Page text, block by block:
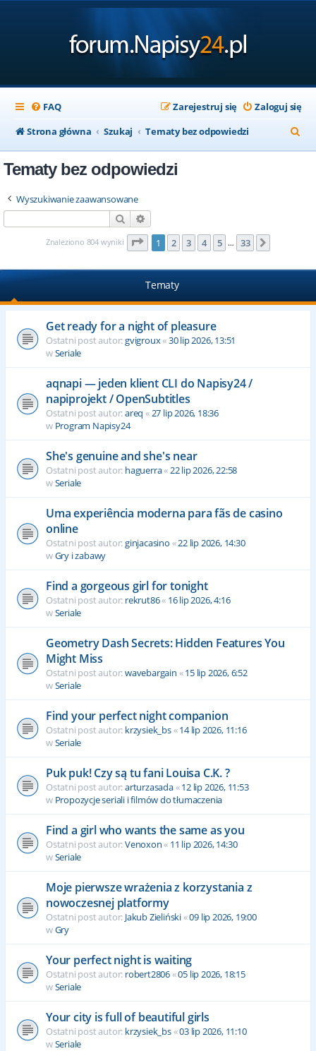
FAQ Zaloguj się
Zarejestruj się
Strona główna
Szukaj Tematy bez odpowiedzi
z
Tematy bez odpowiedzi
Wyszukiwanie zaawansowane
Szukaj
Znaleziono 804 wyniki Strona1 z33
1 2 3 4 5 … 33
Tematy
Get ready for a night of pleasure
Ostatni post autor:gvigroux«30 lip 2026, 13:51
wSeriale
aqnapi — jeden klient CLI do Napisy24 /
napiprojekt / OpenSubtitles
Ostatni post autor:areq « 27 lip 2026, 18:36
w Program Napisy24
She's genuine and she's near
Ostatni post autor: haguerra« 22 lip 2026, 22:58
wSeriale
Uma experiência moderna para fãs de casino
online
Ostatni post autor:ginjacasino «22 lip 2026, 14:30
wGry i zabawy
Find a gorgeous girl for tonight
Ostatni post autor: rekrut86« 16 lip 2026, 4:16
wSeriale
Geometry Dash Secrets: Hidden Features You
Might Miss
Ostatni post autor:wavebargain «15 lip 2026, 6:52
wSeriale
Find your perfect night companion
Ostatni post autor: krzysiek_bs«14 lip 2026, 11:16
wSeriale
Puk puk! Czy są tu fani Louisa C.K. ?
Ostatni post autor:arturzasada«12 lip 2026, 11:53
w Propozycje seriali i filmów do tłumaczenia
Find a girl who wants the same as you
Ostatni post autor:Venoxon« 11 lip 2026, 14:30
wSeriale
Moje pierwsze wrażenia z korzystania z
nowoczesnej platformy
Ostatni post autor: Jakub Zieliński«09 lip 2026, 19:00
wGry
Your perfect night is waiting
Ostatni post autor: robert2806«05 lip 2026, 18:15
wSeriale
Your city is full of beautiful girls
Ostatni post autor: krzysiek_bs«03 lip 2026, 11:10
wSeriale